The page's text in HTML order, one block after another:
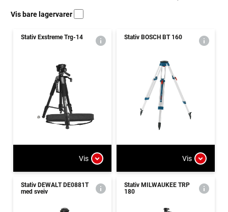
Vis bare lagervarer
Stativ Exstreme Trg-14
Vis
Stativ BOSCH BT 160
Vis
Stativ DEWALT DE0881T
med sveiv
Stativ MILWAUKEE TRP
180